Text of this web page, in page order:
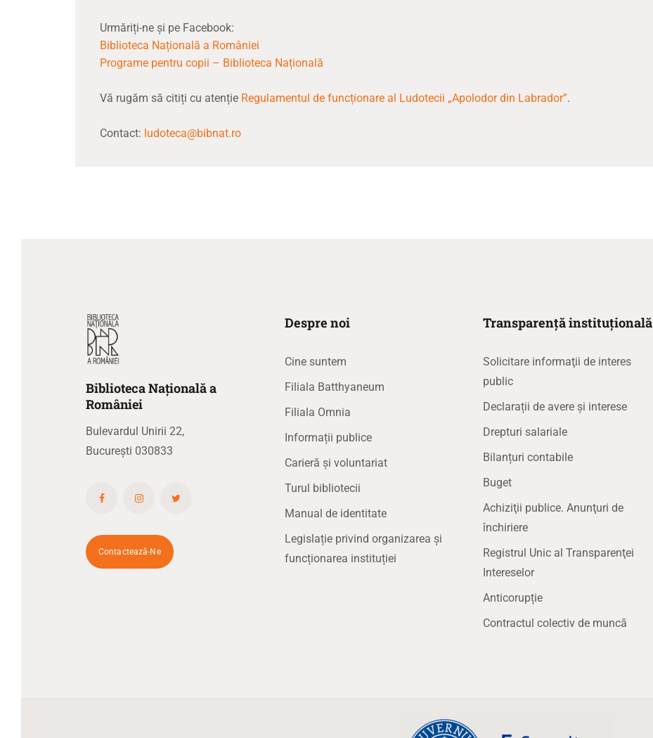
Urmăriți-ne și pe Facebook:
Biblioteca Națională a României
Programe pentru copii – Biblioteca Națională
Vă rugăm să citiți cu atenție Regulamentul de funcționare al Ludotecii „Apolodor din Labrador”.
Contact: ludoteca@bibnat.ro
BibliotecaNaționalăa
României
Bulevardul Unirii 22,
București 030833
Contactează-Ne
Despre noi
Cine suntem
Filiala Batthyaneum
Filiala Omnia
Informații publice
Carieră și voluntariat
Turul bibliotecii
Manual de identitate
Legislație privind organizarea și
funcționarea instituției
Transparență instituțională
Solicitare informaţii de interes
public
Declarații de avere și interese
Drepturi salariale
Bilanțuri contabile
Buget
Achiziţii publice. Anunţuri de
închiriere
Registrul Unic al Transparenţei
Intereselor
Anticorupție
Contractul colectiv de muncă